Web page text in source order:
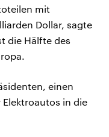
mit
Dollar, sagte
die Hälfte des
einen
in die